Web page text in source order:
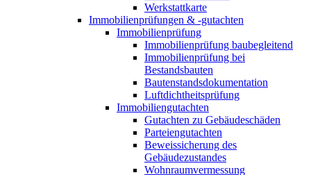
Werkstattkarte
Immobilienprüfungen & -gutachten
Immobilienprüfung
Immobilienprüfung baubegleitend
Immobilienprüfung bei
Bestandsbauten
Bautenstandsdokumentation
Luftdichtheitsprüfung
Immobiliengutachten
Gutachten zu Gebäudeschäden
Parteiengutachten
Beweissicherung des
Gebäudezustandes
Wohnraumvermessung